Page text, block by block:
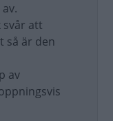
svår att
så är den
av